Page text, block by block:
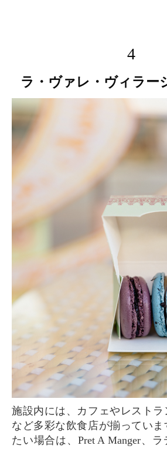
4
ラ・ヴァレ・ヴィラ
施設内には、カフェやレストラン、パティスリー
など多彩な飲食店が揃ってい
たい場合は、Pret A Manger、